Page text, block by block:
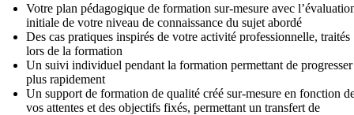
Votre plan pédagogique de formation sur-mesure avec
initiale de votre niveau de connaissance du sujet abordé
Des cas pratiques inspirés de votre activité professionnelle, traités
lors de la formation
Un suivi individuel pendant la formation permettant de progresser
plus rapidement
Un support de formation de qualité créé sur-mesure en fonction
vos attentes et des objectifs fixés, permettant un transfert de